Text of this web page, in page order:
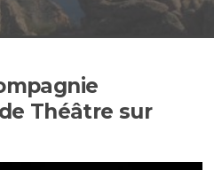
Théâtre sur